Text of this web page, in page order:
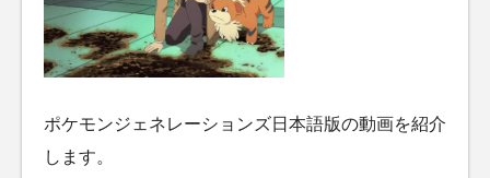
ポケモンジェネレーションズ日本語版の動画を紹介
します。